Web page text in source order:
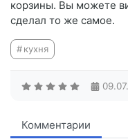
корзины. Вы можете
сделал то же самое.
кухня
Комментарии